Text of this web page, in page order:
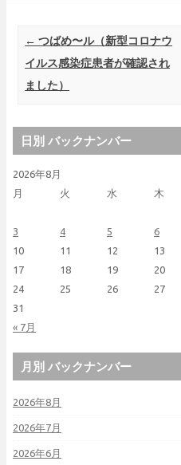
Post navigation
← つばめ〜ル（新型コロナウ
イルス感染症患者が確認され
ました）
日別 バックナンバー
2026年8月
月
火 水 木
« 7月
3
4 5 6
10
11 12 13
17
18 19 20
24
25 26 27
31
月別 バックナンバー
2026年8月
2026年7月
2026年6月